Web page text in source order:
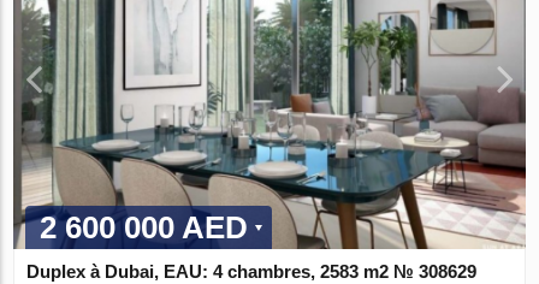
2 600 000 AED
Duplex à Dubai, EAU: 4 chambres, 2583 m2 № 308629